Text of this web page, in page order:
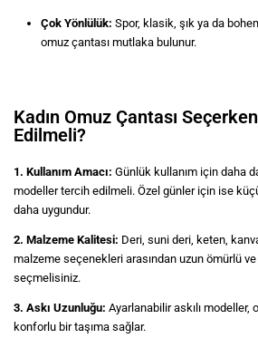
Çok Yönlülük: Spor, klasik, şık ya da
omuz çantası mutlaka bulunur.
Kadın Omuz Çantası
Edilmeli?
1. Kullanım Amacı: Günlük kullanım için daha
modeller tercih edilmeli. Özel günler için ise
daha uygundur.
2. Malzeme Kalitesi: Deri, suni deri, keten,
malzeme seçenekleri arasından uzun ömürlü ve
seçmelisiniz.
3. Askı Uzunluğu: Ayarlanabilir askılı modeller,
konforlu bir taşıma sağlar.